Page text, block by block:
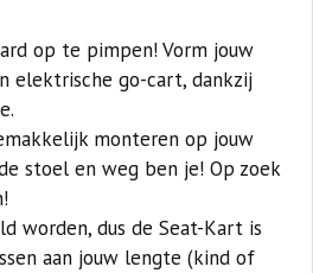
op te pimpen! Vorm jouw
elektrische go-cart, dankzij
monteren op jouw
stoel en weg ben je! Op zoek
worden, dus de Seat-Kart is
aan jouw lengte (kind of